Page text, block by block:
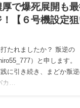
で爆死展開も
【６号機設定狙
たれましたか？ 叛逆の
）と申します
に引き続き、まどか叛
カ…